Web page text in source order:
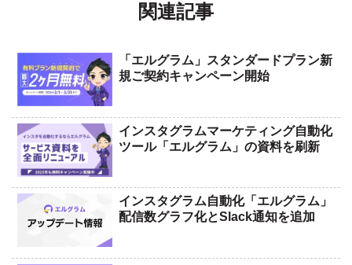
関連記事
「エルグラム」スタンダードプラン新
規ご契約キャンペーン開始
インスタグラムマーケティング自動化
ツール「エルグラム」の資料を刷新
インスタグラム自動化「エルグラム」
配信数グラフ化とSlack通知を追加